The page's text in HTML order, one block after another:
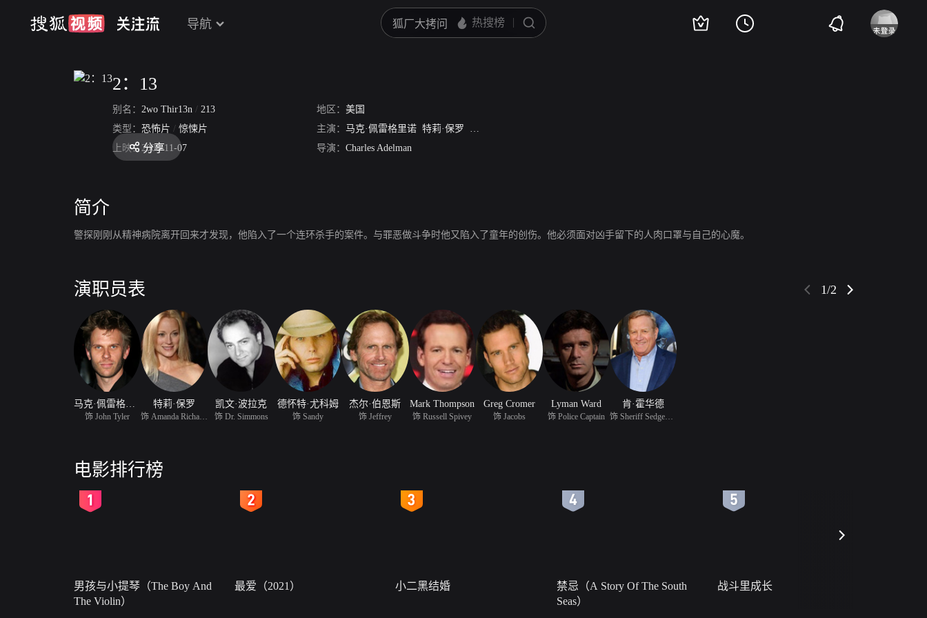
导航
2：13
别名： 2wo Thir13n / 213 地区： 美国
类型： 恐怖片 / 惊悚片 主演： 马克·佩雷格里诺 特莉·保罗 凯文·波拉克
上映： 2008-11-07 导演： Charles Adelman
分享
简介
警探刚刚从精神病院离开回来才发现，他陷入了一个连环杀手的案件。与罪恶做斗争时他又陷入了童年的创伤。他必须面对凶手留下的人肉口罩与自己的心魔。
演职员表 1/2
饰 John Tyler
特莉·保罗 凯文·波拉克
饰 Dr. Simmons
德怀特·尤科姆
饰 Sandy
杰尔·伯恩斯
饰 Jeffrey
Mark Thompson
饰 Russell Spivey
Greg Cromer
饰 Jacobs
Lyman Ward
饰 Police Captain
肯·霍华德
饰 Sheriff Sedgewick
电影排行榜
男孩与小提琴（The Boy And
The Violin）
最爱（2021） 小二黑结婚
禁忌（A Story Of The South
Seas）
战斗里成长